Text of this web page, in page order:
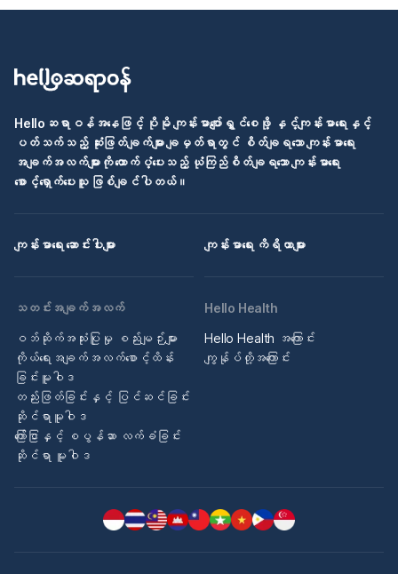
Helloဆရာဝန်အနေဖြင့် ပိုမို ကျန်းမာပျော်ရွှင်စေဖို့ နှင့်ကျန်းမာရေးနှင့်
ပတ်သက်သည့် ဆုံးဖြတ်ချက်များ ချမှတ်ရာတွင် စိတ်ချရသော ကျန်းမာရေး
အချက်အလက်များကို ထောက်ပံ့ပေးသည့် ယုံကြည်စိတ်ချရသော ကျန်းမာရေး
စောင့်ရှောက်ပေးသူ ဖြစ်ချင်ပါတယ်။
ကျန်းမာရေး ဆောင်းပါးများ ကျန်းမာရေး ကိရိယာများ
သတင်းအချက်အလက်
ဝဘ်ဆိုက်အသုံးပြုမှု စည်းမျဉ်းများ
ကိုယ်ရေးအချက်အလက်စောင့်ထိန်း
ခြင်းမူဝါဒ
တည်းဖြတ်ခြင်းနှင့် ပြင်ဆင်ခြင်း
ဆိုင်ရာမူဝါဒ
ကြော်ငြာနှင့် စပွန်ဆာ လက်ခံခြင်း
ဆိုင်ရာ မူဝါဒ
Hello Health
Hello Health အကြောင်း
ကျွန်ုပ်တို့အကြောင်း